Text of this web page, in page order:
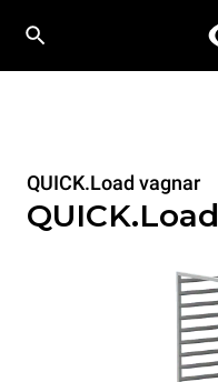
QUICK.Load vagnar
QUICK.Load